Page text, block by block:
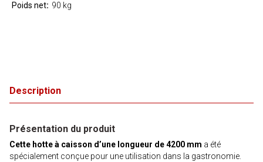
Description
Présentation du produit
Cette hotte à caisson d’une longueur de 4200 mm a été
spécialement conçue pour une utilisation dans la gastronomie.
Poids net 90 kg